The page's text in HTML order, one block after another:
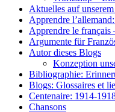
Aktuelles auf
Apprendre
Apprendre le français
Argumente für
Autor dieses Blogs
Konzeption
Bibliographie:
Blogs: Glossaires et
Centenaire: 1914-
Chansons